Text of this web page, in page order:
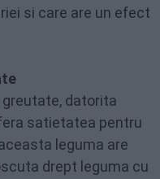
si care are un efect
greutate, datorita
satietatea pentru
leguma are
drept leguma cu